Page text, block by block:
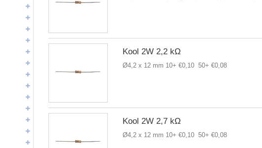
Kool 2W 2,2 kΩ
Ø4,2 x 12 mm 10+ €0,10 50+ €0,08
Kool 2W 2,7 kΩ
Ø4,2 x 12 mm 10+ €0,10 50+ €0,08